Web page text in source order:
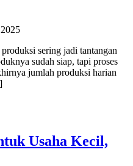
sering jadi tantangan
sudah siap, tapi proses
jumlah produksi harian
Usaha Kecil,